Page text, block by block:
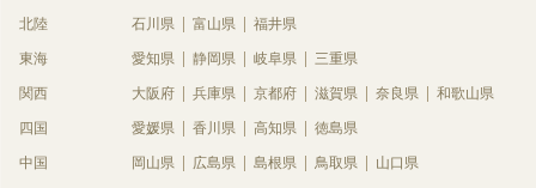
北陸 石川県 富山県 福井県
東海 愛知県 静岡県 岐阜県 三重県
関西 大阪府 兵庫県 京都府 滋賀県 奈良県 和歌山県
四国 愛媛県 香川県 高知県 徳島県
中国 岡山県 広島県 島根県 鳥取県 山口県